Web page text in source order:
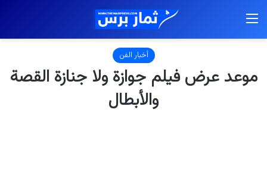
أخبار الفن
موعد عرض فيلم جوازة ولا جنازة القصة
والأبطال